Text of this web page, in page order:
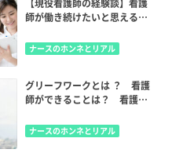
【現役看護師の経験談】看護
師が働き続けたいと思えるク
ナースのホンネとリアル
グリーフワークとは ？ 看護
師ができることは？ 看護師
い？
ナースのホンネとリアル